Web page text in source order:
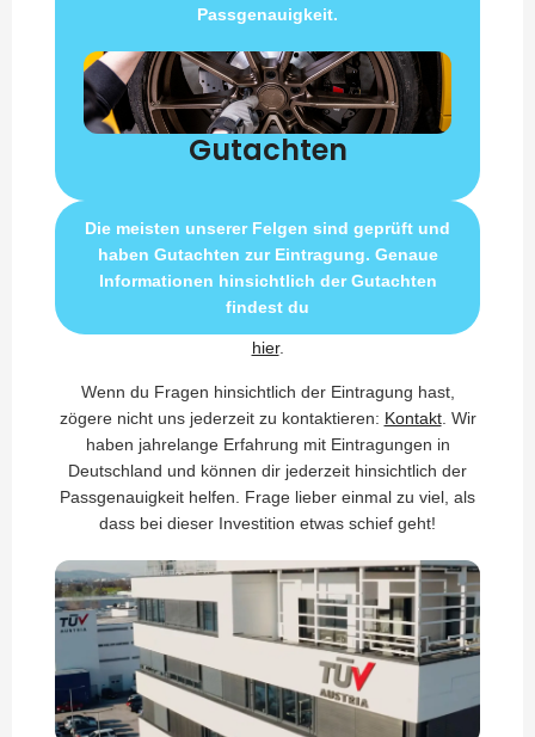
Passgenauigkeit.
Gutachten
Die meisten unserer Felgen sind geprüft und
haben Gutachten zur Eintragung. Genaue
Informationen hinsichtlich der Gutachten
findest du
hier.
Wenn du Fragen hinsichtlich der Eintragung hast,
zögere nicht uns jederzeit zu kontaktieren: Kontakt. Wir
haben jahrelange Erfahrung mit Eintragungen in
Deutschland und können dir jederzeit hinsichtlich der
Passgenauigkeit helfen. Frage lieber einmal zu viel, als
dass bei dieser Investition etwas schief geht!